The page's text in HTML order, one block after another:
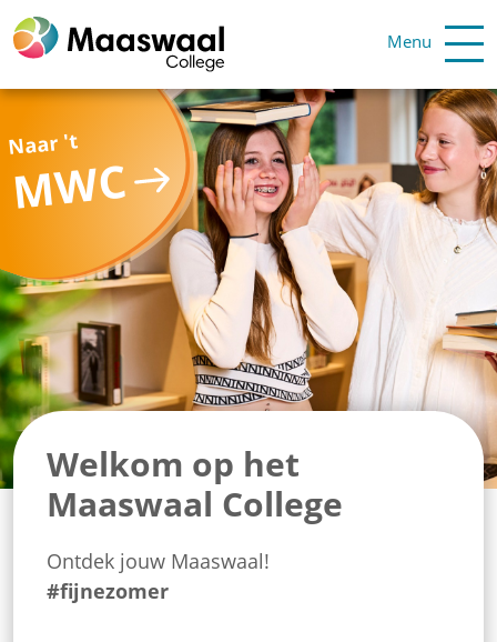
Menu
Naar 't
MWC
Welkom op het
Maaswaal College
Ontdek jouw Maaswaal!
#fijnezomer